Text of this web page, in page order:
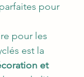
pour
pour les
est la
et